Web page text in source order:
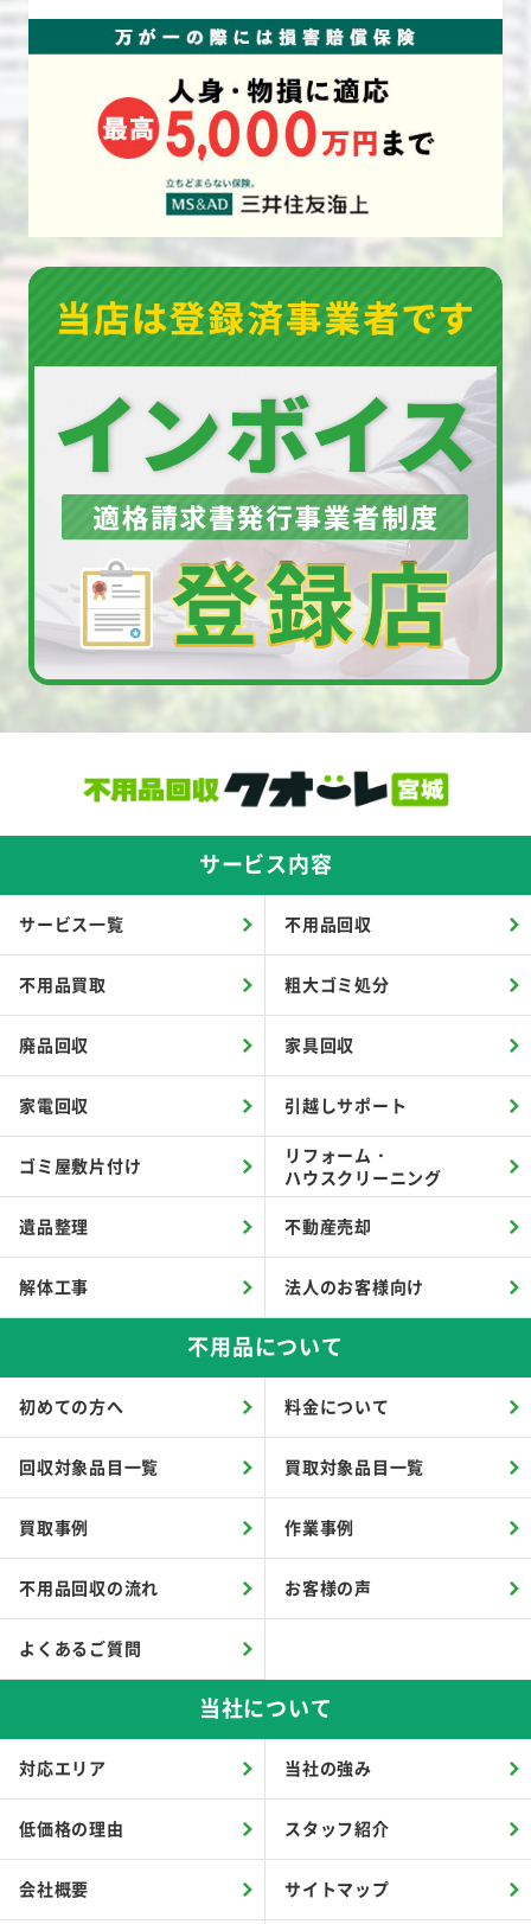
サービス内容
サービス一覧 不用品回収
不用品買取 粗大ゴミ処分
廃品回収 家具回収
家電回収 引越しサポート
ゴミ屋敷片付け
リフォーム・
ハウスクリーニング
遺品整理 不動産売却
解体工事 法人のお客様向け
不用品について
初めての方へ 料金について
回収対象品目一覧 買取対象品目一覧
買取事例 作業事例
不用品回収の流れ お客様の声
よくあるご質問
当社について
対応エリア 当社の強み
低価格の理由 スタッフ紹介
会社概要 サイトマップ